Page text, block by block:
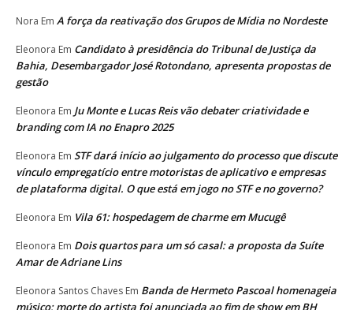
Nora Em A força da reativação dos Grupos de Mídia no Nordeste
Eleonora Em Candidato à presidência do Tribunal de Justiça da
Bahia, Desembargador José Rotondano, apresenta propostas de
gestão
Eleonora Em Ju Monte e Lucas Reis vão debater criatividade e
branding com IA no Enapro 2025
Eleonora Em STF dará início ao julgamento do processo que discute
vínculo empregatício entre motoristas de aplicativo e empresas
de plataforma digital. O que está em jogo no STF e no governo?
Eleonora Em Vila 61: hospedagem de charme em Mucugê
Eleonora Em Dois quartos para um só casal: a proposta da Suíte
Amar de Adriane Lins
Eleonora Santos Chaves Em Banda de Hermeto Pascoal homenageia
músico; morte do artista foi anunciada ao fim de show em BH